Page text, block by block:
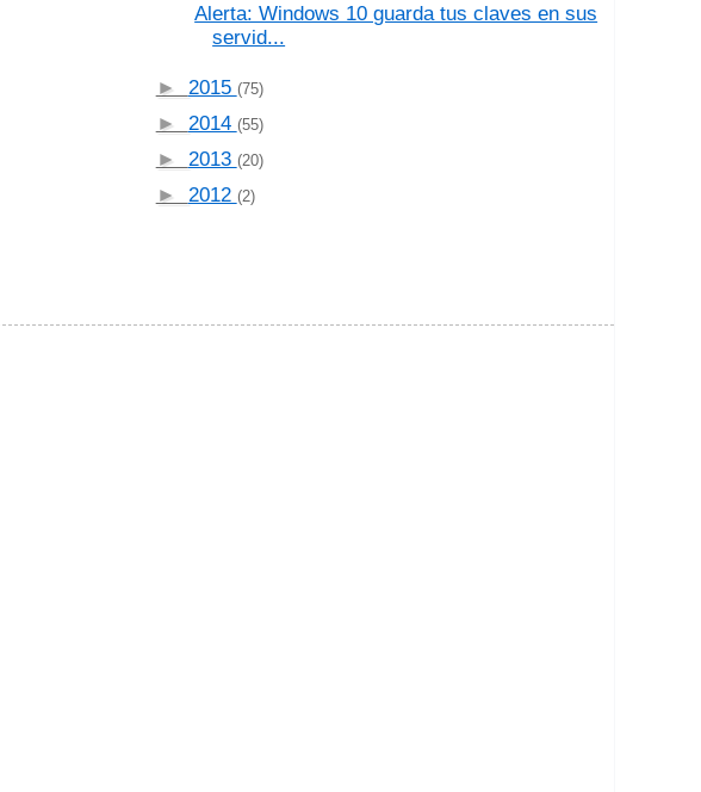
Alerta: Windows 10 guarda tus claves en sus
servid...
► 2015 (75)
► 2014 (55)
► 2013 (20)
► 2012 (2)